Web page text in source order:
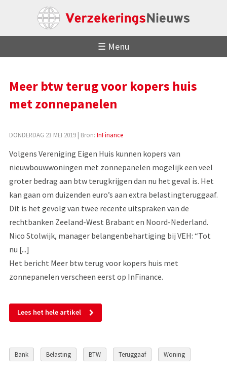
☰ Menu
Meer btw terug voor kopers huis
met zonnepanelen
DONDERDAG 23 MEI 2019| Bron: InFinance
Volgens Vereniging Eigen Huis kunnen kopers van
nieuwbouwwoningen met zonnepanelen mogelijk een veel
groter bedrag aan btw terugkrijgen dan nu het geval is. Het
kan gaan om duizenden euro’s aan extra belastingteruggaaf.
Dit is het gevolg van twee recente uitspraken van de
rechtbanken Zeeland-West Brabant en Noord-Nederland.
Nico Stolwijk, manager belangenbehartiging bij VEH: “Tot
nu [...]
Het bericht Meer btw terug voor kopers huis met
zonnepanelen verscheen eerst op InFinance.
Lees het hele artikel
Bank Belasting BTW Teruggaaf Woning